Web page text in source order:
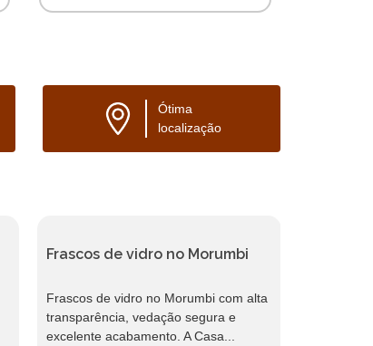
Orçamento Online
Ótima
localização
Frascos de vidro no Morumbi
Frascos de vidro no Morumbi com alta
transparência, vedação segura e
excelente acabamento. A Casa...